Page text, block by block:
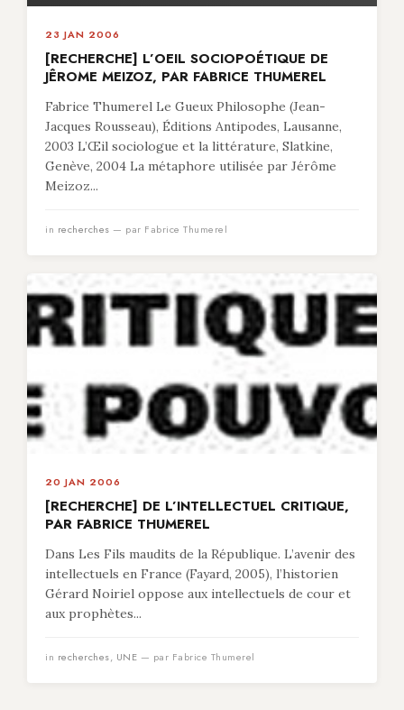
23 JAN 2006
[RECHERCHE] L’OEIL SOCIOPOÉTIQUE DE
JÊROME MEIZOZ, PAR FABRICE THUMEREL
Fabrice Thumerel Le Gueux Philosophe (Jean-
Jacques Rousseau), Éditions Antipodes, Lausanne,
2003 L’Œil sociologue et la littérature, Slatkine,
Genève, 2004 La métaphore utilisée par Jérôme
Meizoz...
in recherches — par Fabrice Thumerel
20 JAN 2006
[RECHERCHE] DE L’INTELLECTUEL CRITIQUE,
PAR FABRICE THUMEREL
Dans Les Fils maudits de la République. L’avenir des
intellectuels en France (Fayard, 2005), l’historien
Gérard Noiriel oppose aux intellectuels de cour et
aux prophètes...
in recherches, UNE — par Fabrice Thumerel